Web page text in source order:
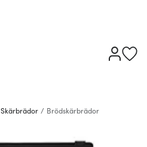
Skärbrädor / Brödskärbrädor